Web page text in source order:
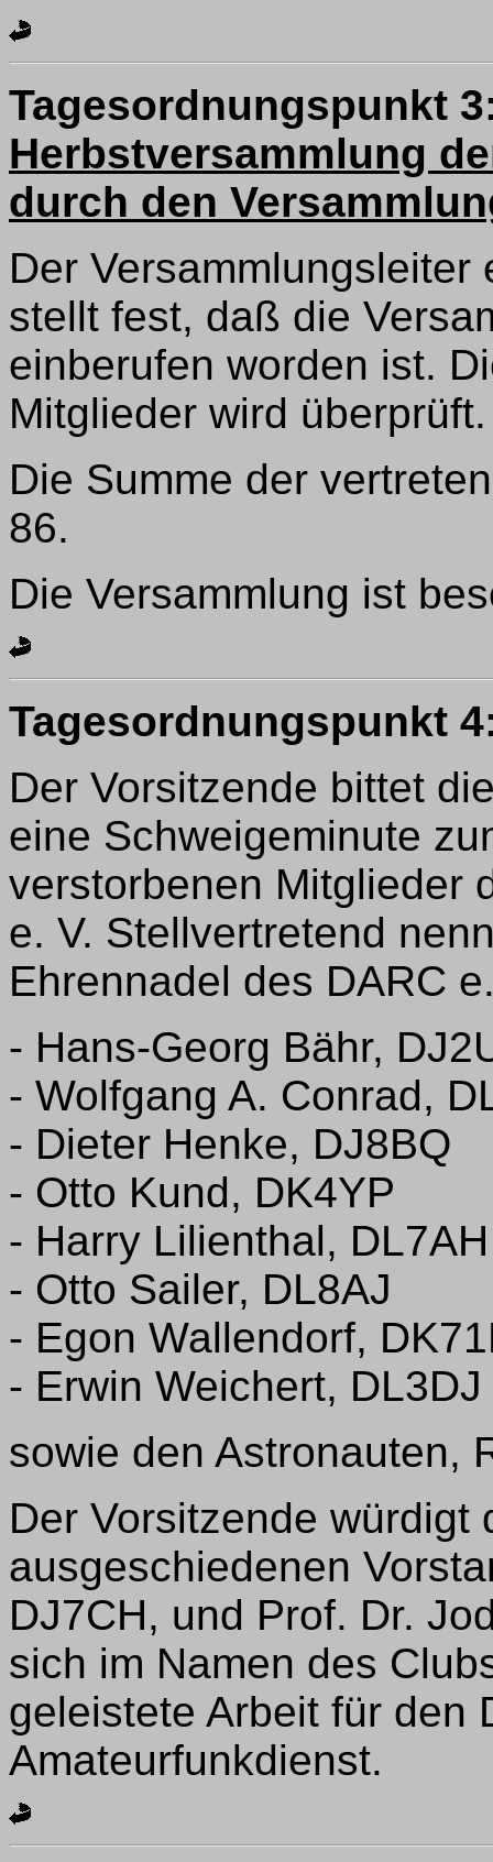
Tagesordnungspunkt
Herbstversammlung
durch den
Der Versammlungsleiter
stellt fest, daß die
einberufen worden ist.
Mitglieder wird überprüft.
Die Summe der
86.
Die Versammlung ist
Tagesordnungspunkt
Der Vorsitzende bittet
eine Schweigeminute
verstorbenen Mitglieder
e. V. Stellvertretend
Ehrennadel des DARC
- Hans-Georg Bähr,
- Wolfgang A. Conrad,
- Dieter Henke, DJ8BQ
- Otto Kund, DK4YP
- Harry Lilienthal, DL7AH
- Otto Sailer, DL8AJ
- Egon Wallendorf,
- Erwin Weichert, DL3DJ
sowie den Astronauten,
Der Vorsitzende würdigt
ausgeschiedenen
DJ7CH, und Prof. Dr.
sich im Namen des
geleistete Arbeit für den
Amateurfunkdienst.